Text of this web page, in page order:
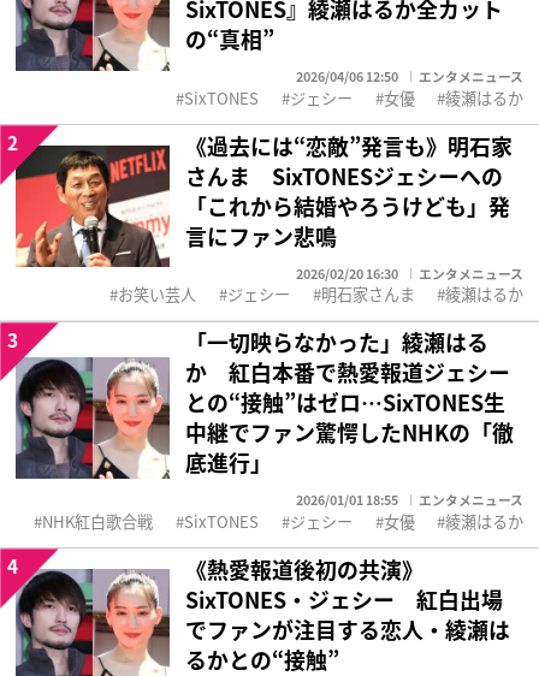
SixTONES』綾瀬はるか全カット
の“真相”
2026/04/06 12:50 エンタメニュース
SixTONES ジェシー 女優 綾瀬はるか
《過去には“恋敵”発言も》明石家
さんま SixTONESジェシーへの
「これから結婚やろうけども」発
言にファン悲鳴
2026/02/20 16:30 エンタメニュース
2
お笑い芸人 ジェシー 明石家さんま 綾瀬はるか
「一切映らなかった」綾瀬はる
か 紅白本番で熱愛報道ジェシー
との“接触”はゼロ…SixTONES生
中継でファン驚愕したNHKの「徹
底進行」
2026/01/01 18:55 エンタメニュース
3
NHK紅白歌合戦 SixTONES ジェシー 女優 綾瀬はるか
《熱愛報道後初の共演》
SixTONES・ジェシー 紅白出場
でファンが注目する恋人・綾瀬は
るかとの“接触”
4